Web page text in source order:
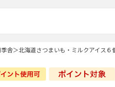
舎＞北海道さつまいも・ミルクアイス６